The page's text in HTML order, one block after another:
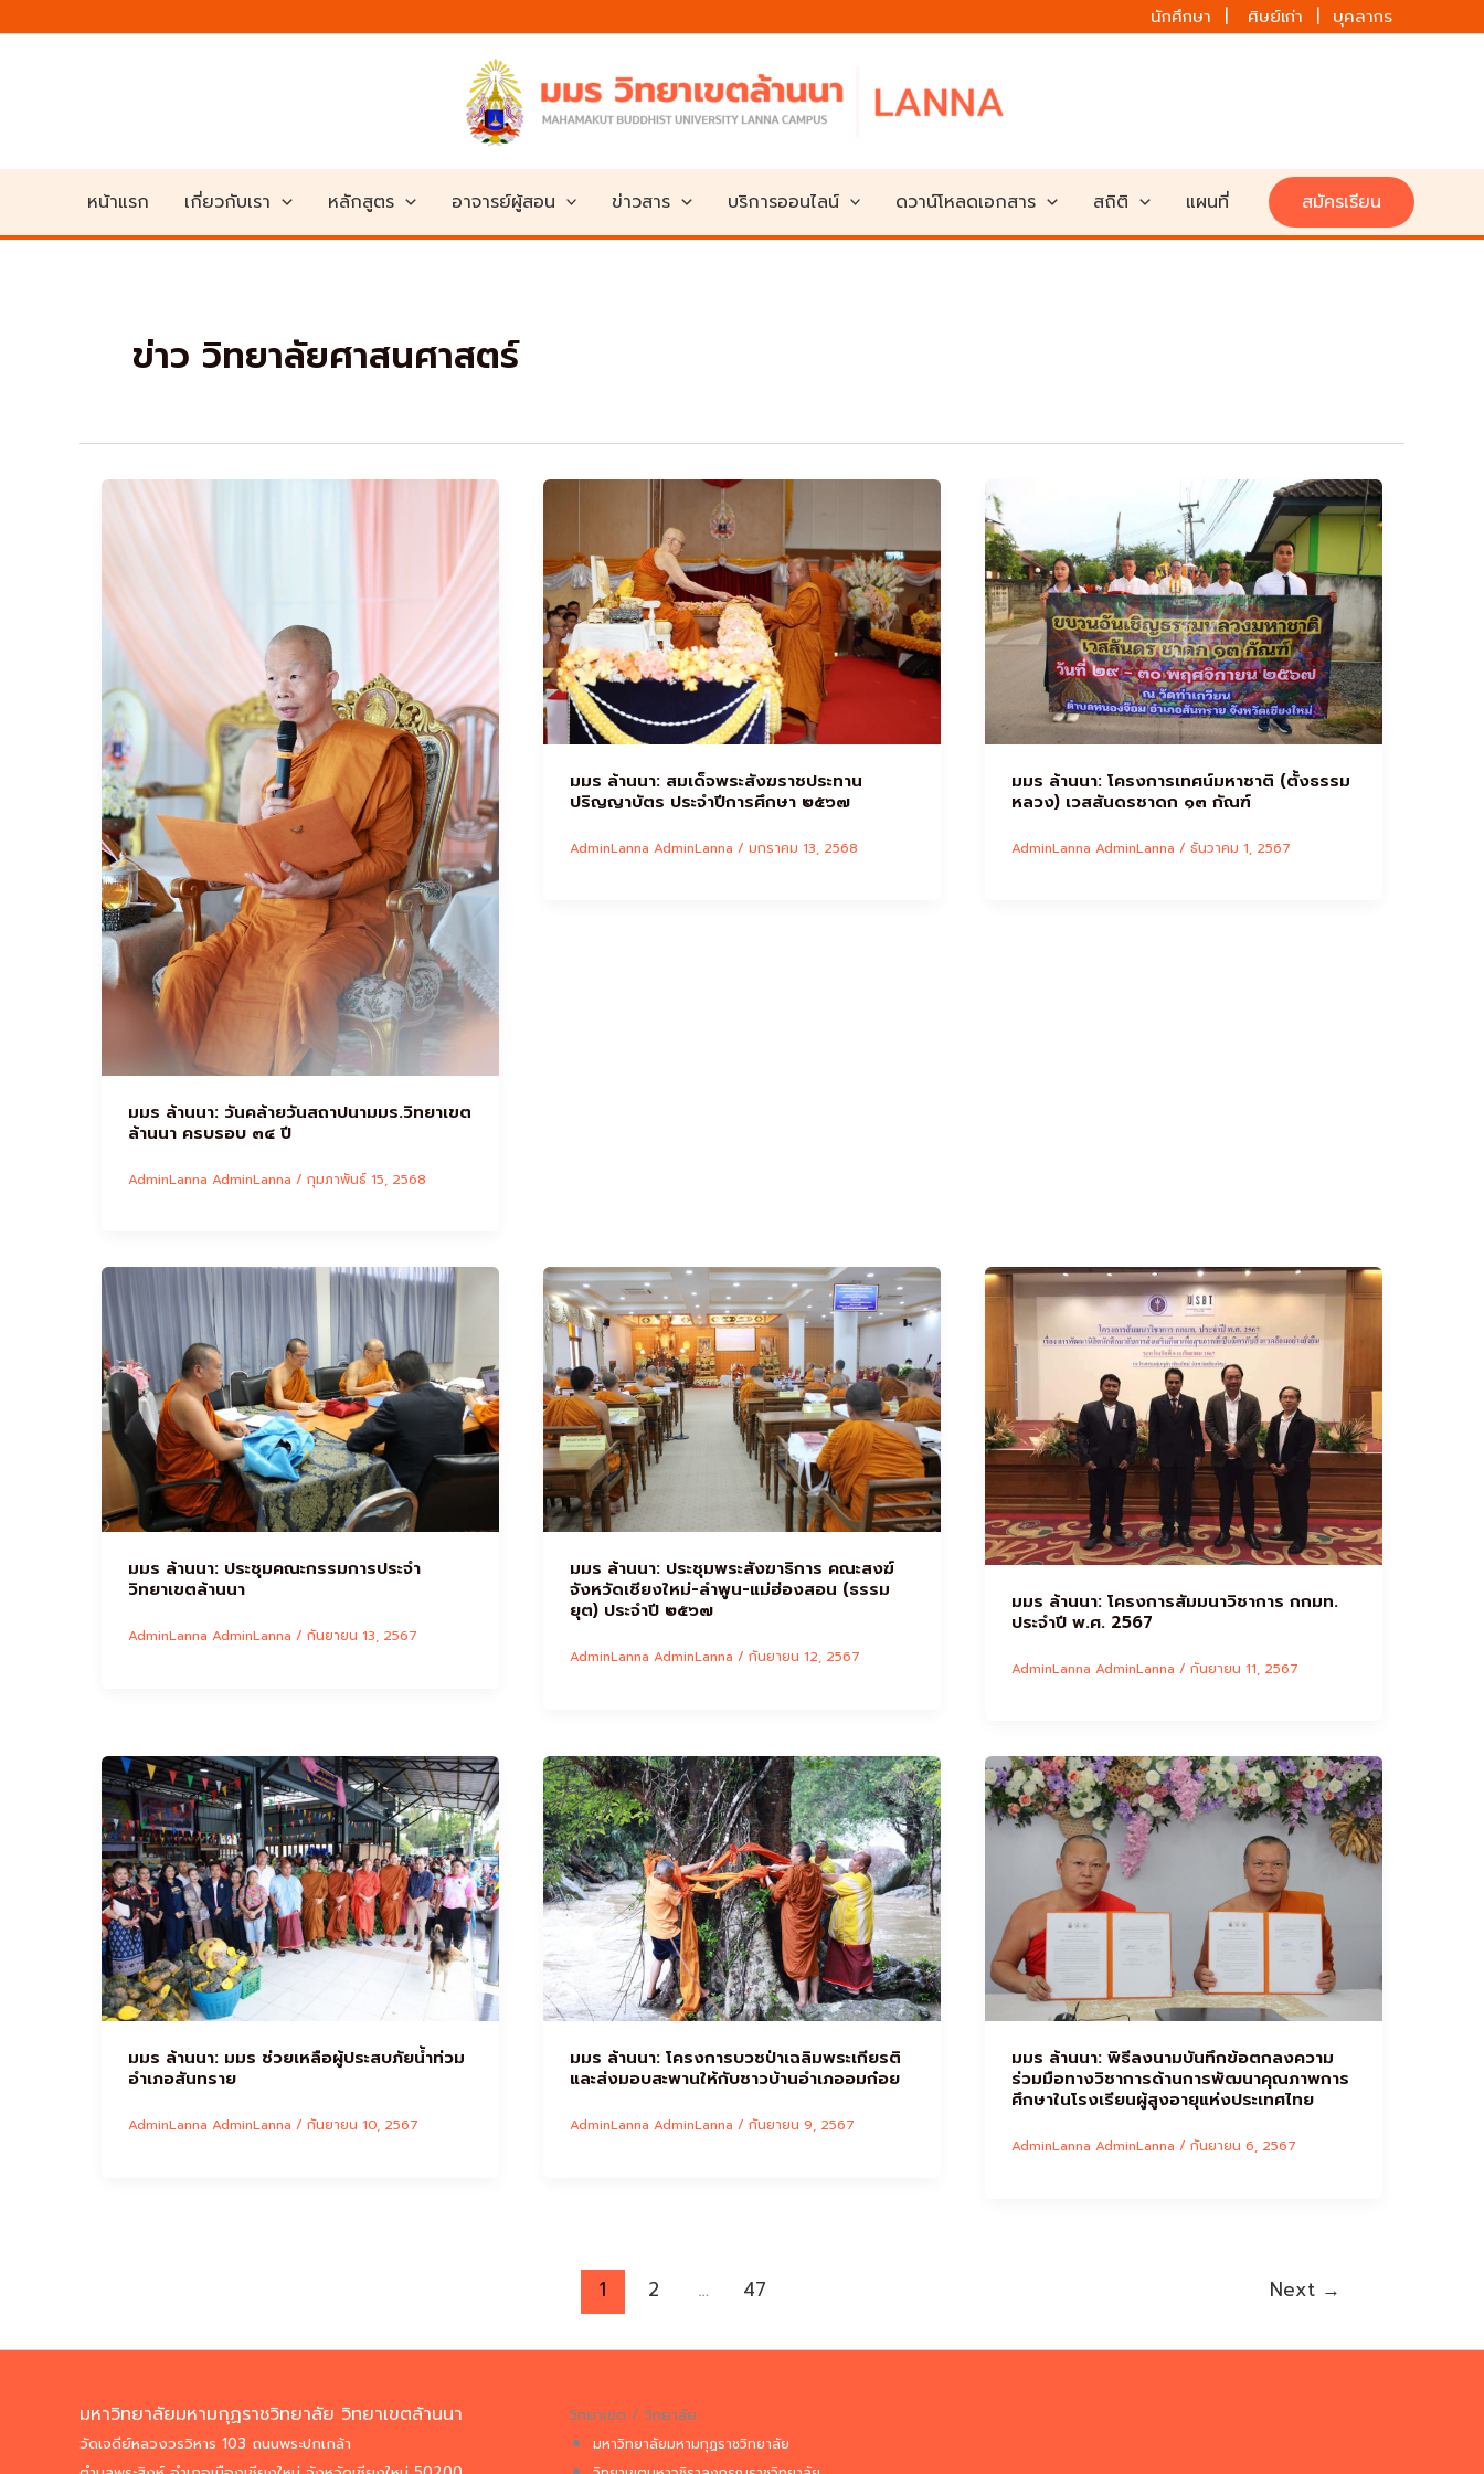
to
นักศึกษา | ศิษย์เก่า | บุคลากร
หน้าแรก เกี่ยวกับเรา หลักสูตร อาจารย์ผู้สอน ข่าวสาร บริการออนไลน์ ดวาน์โหลดเอกสาร สถิติ แผนที่ สมัครเรียน
ข่าว วิทยาลัยศาสนศาสตร์
มมร ล้านนา: วันคล้ายวันสถาปนามมร.วิทยาเขต
ล้านนา ครบรอบ ๓๔ ปี
AdminLanna AdminLanna / กุมภาพันธ์ 15, 2568
มมร ล้านนา: สมเด็จพระสังฆราชประทาน
ปริญญาบัตร ประจำปีการศึกษา ๒๕๖๗
AdminLanna AdminLanna / มกราคม 13, 2568
มมร ล้านนา: โครงการเทศน์มหาชาติ (ตั้งธรรม
หลวง) เวสสันดรชาดก ๑๓ กัณฑ์
AdminLanna AdminLanna / ธันวาคม 1, 2567
มมร ล้านนา: ประชุมคณะกรรมการประจำ
วิทยาเขตล้านนา
AdminLanna AdminLanna / กันยายน 13, 2567
มมร ล้านนา: ประชุมพระสังฆาธิการ คณะสงฆ์
จังหวัดเชียงใหม่-ลำพูน-แม่ฮ่องสอน (ธรรม
ยุต) ประจำปี ๒๕๖๗
AdminLanna AdminLanna / กันยายน 12, 2567
มมร ล้านนา: โครงการสัมมนาวิชาการ กกมท.
ประจำปี พ.ศ. 2567
AdminLanna AdminLanna / กันยายน 11, 2567
มมร ล้านนา: มมร ช่วยเหลือผู้ประสบภัยน้ำท่วม
อำเภอสันทราย
AdminLanna AdminLanna / กันยายน 10, 2567
มมร ล้านนา: โครงการบวชป่าเฉลิมพระเกียรติ
และส่งมอบสะพานให้กับชาวบ้านอำเภออมก๋อย
AdminLanna AdminLanna / กันยายน 9, 2567
มมร ล้านนา: พิธีลงนามบันทึกข้อตกลงความ
ร่วมมือทางวิชาการด้านการพัฒนาคุณภาพการ
ศึกษาในโรงเรียนผู้สูงอายุแห่งประเทศไทย
AdminLanna AdminLanna / กันยายน 6, 2567
1 2 … 47 Next →
มหาวิทยาลัยมหามกุฏราชวิทยาลัย วิทยาเขตล้านนา
วัดเจดีย์หลวงวรวิหาร 103 ถนนพระปกเกล้า
วิทยาเขต / วิทยาลัย
มหาวิทยาลัยมหามกุฏราชวิทยาลัย